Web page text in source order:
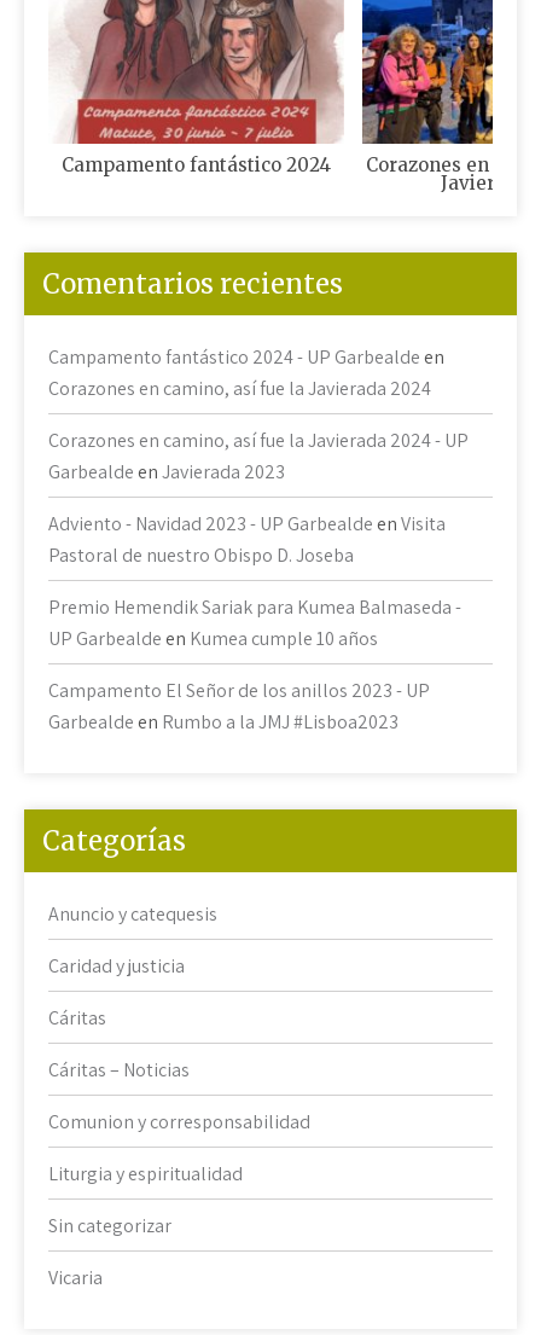
Campamento fantástico 2024 Corazones en
Javierada
Comentarios recientes
Campamento fantástico 2024 - UP Garbealdeen
Corazones en camino, así fue la Javierada 2024
Corazones en camino, así fue la Javierada 2024 - UP
GarbealdeenJavierada 2023
Adviento - Navidad 2023 - UP GarbealdeenVisita
Pastoral de nuestro Obispo D. Joseba
Premio Hemendik Sariak para Kumea Balmaseda -
UP Garbealdeen Kumea cumple 10 años
Campamento El Señor de los anillos 2023 - UP
Garbealdeen Rumbo a la JMJ #Lisboa2023
Categorías
Anuncio y catequesis
Caridad y justicia
Cáritas
Cáritas – Noticias
Comunion y corresponsabilidad
Liturgia y espiritualidad
Sin categorizar
Vicaria